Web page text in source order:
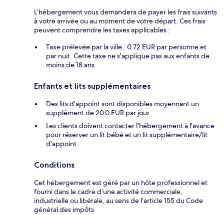
L’hébergement vous demandera de payer les frais suivants
à votre arrivée ou au moment de votre départ. Ces frais
peuvent comprendre les taxes applicables :
Taxe prélevée par la ville : 0.72 EUR par personne et
par nuit. Cette taxe ne s'applique pas aux enfants de
moins de 18 ans.
Enfants et lits supplémentaires
Des lits d'appoint sont disponibles moyennant un
supplément de 20.0 EUR par jour
Les clients doivent contacter l'hébergement à l'avance
pour réserver un lit bébé et un lit supplémentaire/lit
d'appoint
Conditions
Cet hébergement est géré par un hôte professionnel et
fourni dans le cadre d’une activité commerciale,
industrielle ou libérale, au sens de l’article 155 du Code
général des impôts